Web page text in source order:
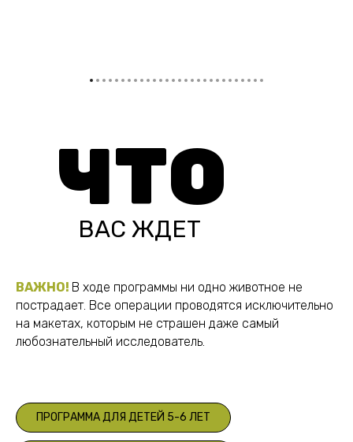
ЧТО
ВАС ЖДЕТ
ВАЖНО! В ходе программы ни одно животное не
пострадает. Все операции проводятся исключительно
на макетах, которым не страшен даже самый
любознательный исследователь.
ПРОГРАММА ДЛЯ ДЕТЕЙ 5-6 ЛЕТ